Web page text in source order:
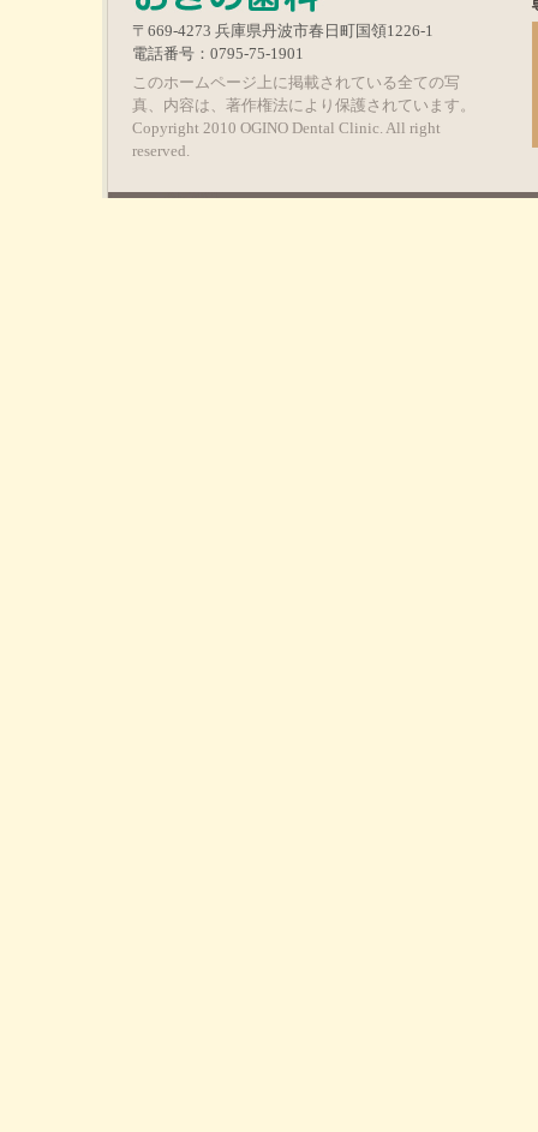
〒669-4273 兵庫県丹波市春日町国領1226-1
電話番号：0795-75-1901
このホームページ上に掲載されている全ての写
真、内容は、著作権法により保護されています。
Copyright 2010 OGINO Dental Clinic. All right
reserved.